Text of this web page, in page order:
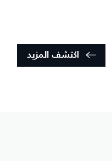
اكتشف المزيد